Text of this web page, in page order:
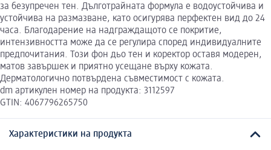
за безупречен тен. Дълготрайната формула е водоустойчива и
устойчива на размазване, като осигурява перфектен вид до 24
часа. Благодарение на надграждащото се покритие,
интензивността може да се регулира според индивидуалните
предпочитания. Този фон дьо тен и коректор оставя модерен,
матов завършек и приятно усещане върху кожата.
Дерматологично потвърдена съвместимост с кожата.
dm артикулен номер на продукта: 3112597
GTIN: 4067796265750
Характеристики на продукта